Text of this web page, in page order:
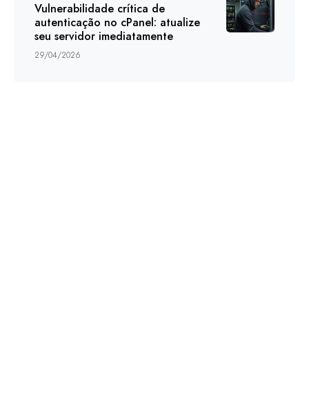
Vulnerabilidade crítica de
autenticação no cPanel: atualize
seu servidor imediatamente
29/04/2026